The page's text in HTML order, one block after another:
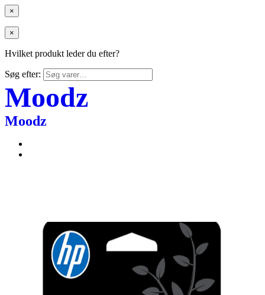
×
×
Hvilket produkt leder du efter?
Søg efter:
Moodz
Moodz